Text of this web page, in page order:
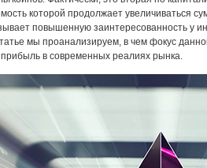
которой продолжает увеличиваться
повышенную заинтересованность у
мы проанализируем, в чем фокус
в современных реалиях рынка.